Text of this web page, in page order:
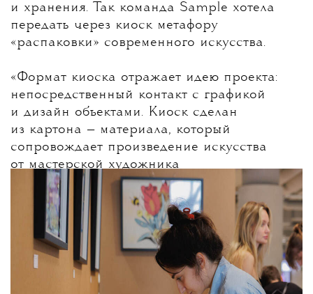
и хранения. Так команда Sample хотела
передать через киоск метафору
«распаковки» современного искусства.
«Формат киоска отражает идею проекта:
непосредственный контакт с графикой
и дизайн объектами. Киоск сделан
из картона — материала, который
сопровождает произведение искусства
от мастерской художника
до коллекционера, но обычно остается
за кадром. Здесь же упаковка становится
архитектурой, организующей опыт
посетителя» , — рассказала Александра
Лекомцева, сооснователь галереи Sample
и ярмарки молодого современного
искусства blazar.